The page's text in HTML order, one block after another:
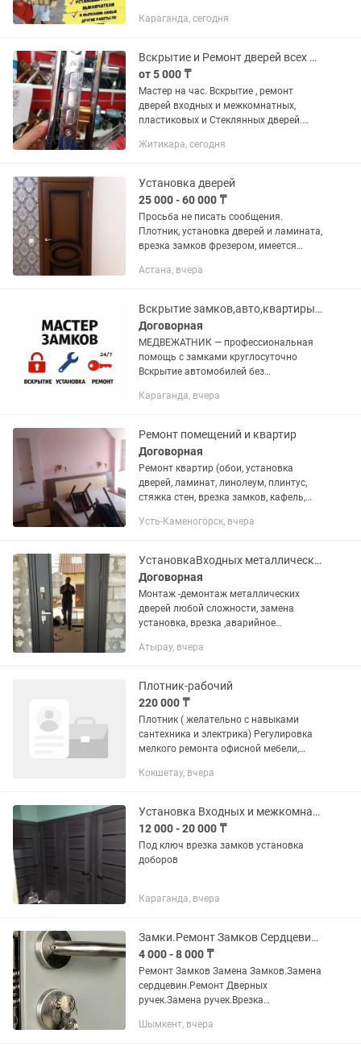
Если не отвечаю напишите на
Караганда, сегодня
Вскрытие и Ремонт дверей всех видов. Установка,замена замков и ручек и т.д.
от 5 000 ₸
Мастер на час. Вскрытие , ремонт
дверей входных и межкомнатных,
пластиковых и Стеклянных дверей.
пластиковых, металлических входных
Житикара, сегодня
Установка дверей
25 000 - 60 000 ₸
Просьба не писать сообщения.
Плотник, установка дверей и ламината,
врезка замков фрезером, имеется
работы, качественно и недорого
Астана, вчера
Вскрытие замков,авто,квартиры,сейфы,замена замков
Договорная
МЕДВЕЖАТНИК — профессиональная
помощь с замками круглосуточно
Вскрытие автомобилей без
офисов Изготовление дубликатов
врезка...
Караганда, вчера
Ремонт помещений и квартир
Договорная
Ремонт квартир (обои, установка
дверей, ламинат, линолеум, плинтус,
стяжка стен, врезка замков, кафель,
выходных. Доступные цены. Выезд/
Усть-Каменогорск, вчера
УстановкаВходных металлических дверей
Договорная
Монтаж -демонтаж металлических
дверей любой сложности, замена
установка, врезка ,аварийное
,глазков. . Гарантия.Консультация
Атырау, вчера
Плотник-рабочий
220 000 ₸
Плотник ( желательно с навыками
сантехника и электрика) Регулировка
мелкого ремонта офисной мебели,
( врезка замков,ремонт ручек ) знание
Кокшетау, вчера
Установка Входных и межкомнатных дверей
12 000 - 20 000 ₸
Под ключ врезка замков установка
доборов
Караганда, вчера
Замки.Ремонт Замков Сердцевин ЗаменаАваринное Вскрытия Кулып жондеуЕсик ашу
4 000 - 8 000 ₸
Ремонт Замков Замена Замков.Замена
сердцевин.Ремонт Дверных
ручек.Замена ручек.Врезка
межкомнатных замков.Вскрытия
Шымкент, вчера